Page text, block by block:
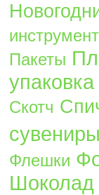
Пакеты
упаковка
Скотч
сувениры
Флешки
Шоколад